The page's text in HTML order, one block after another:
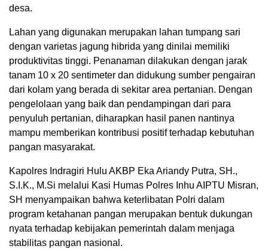
desa.
Lahan yang digunakan merupakan lahan tumpang sari
dengan varietas jagung hibrida yang dinilai memiliki
produktivitas tinggi. Penanaman dilakukan dengan jarak
tanam 10 x 20 sentimeter dan didukung sumber pengairan
dari kolam yang berada di sekitar area pertanian. Dengan
pengelolaan yang baik dan pendampingan dari para
penyuluh pertanian, diharapkan hasil panen nantinya
mampu memberikan kontribusi positif terhadap kebutuhan
pangan masyarakat.
Kapolres Indragiri Hulu AKBP Eka Ariandy Putra, SH.,
S.I.K., M.Si melalui Kasi Humas Polres Inhu AIPTU Misran,
SH menyampaikan bahwa keterlibatan Polri dalam
program ketahanan pangan merupakan bentuk dukungan
nyata terhadap kebijakan pemerintah dalam menjaga
stabilitas pangan nasional.